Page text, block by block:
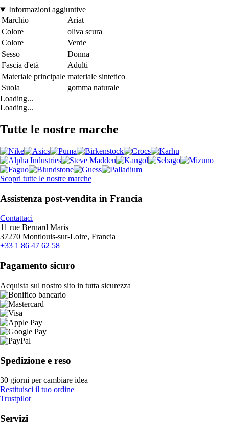
Informazioni aggiuntive
Marchio
Ariat
Colore
oliva scura
Colore
Verde
Sesso
Donna
Fascia d'età
Adulti
Materiale principale materiale sintetico
Suola
gomma naturale
Loading...
Loading...
Tutte le nostre marche
Scopri tutte le nostre marche
Assistenza post-vendita in Francia
Contattaci
11 rue Bernard Maris
37270 Montlouis-sur-Loire, Francia
+33 1 86 47 62 58
Pagamento sicuro
Acquista sul nostro sito in tutta sicurezza
Spedizione e reso
30 giorni per cambiare idea
Restituisci il tuo ordine
Trustpilot
Servizi